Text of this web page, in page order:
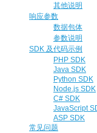
其他说明
响应参数
数据包体
参数说明
SDK 及代码示例
PHP SDK
Java SDK
Python SDK
Node.js SDK
C# SDK
JavaScript
ASP SDK
常见问题